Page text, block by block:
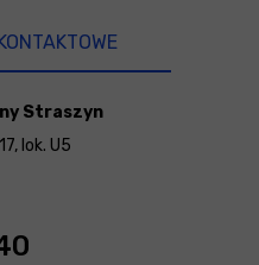
Straszyn
lok. U5